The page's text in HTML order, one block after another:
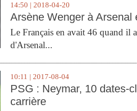
14:50 | 2018-04-20
Arsène Wenger à Arsenal
Le Français en avait 46 quand il
d'Arsenal...
10:11 | 2017-08-04
PSG : Neymar, 10 dates-
carrière